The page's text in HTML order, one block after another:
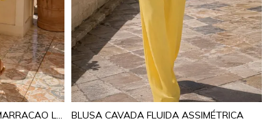
VESTIDO CURTO FLUIDO AMARRACAO LATERAL
BLUSA CAVADA FLUIDA ASSIMÉTRICA